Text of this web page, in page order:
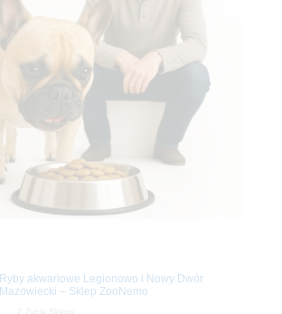
Ryby akwariowe Legionowo i Nowy Dwór
Mazowiecki – Sklep ZooNemo